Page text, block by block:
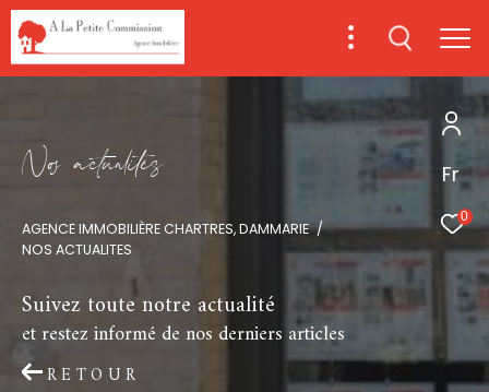
Fr
0
No actuaiés
AGENCE IMMOBILIÈRE CHARTRES, DAMMARIE
NOS ACTUALITES
Suivez toute notre actualité
et restez informé de nos derniers articles
RETOUR